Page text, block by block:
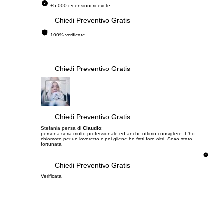
Chiedi Preventivo Gratis
Chiedi Preventivo Gratis
Chiedi Preventivo Gratis
Chiedi Preventivo Gratis
+5.000 recensioni ricevute
100% verificate
Stefania pensa di Claudio:
persona seria molto professionale ed anche ottimo consigliere. L'ho
chiamato per un lavoretto e poi gliene ho fatti fare altri. Sono stata
fortunata
Verificata